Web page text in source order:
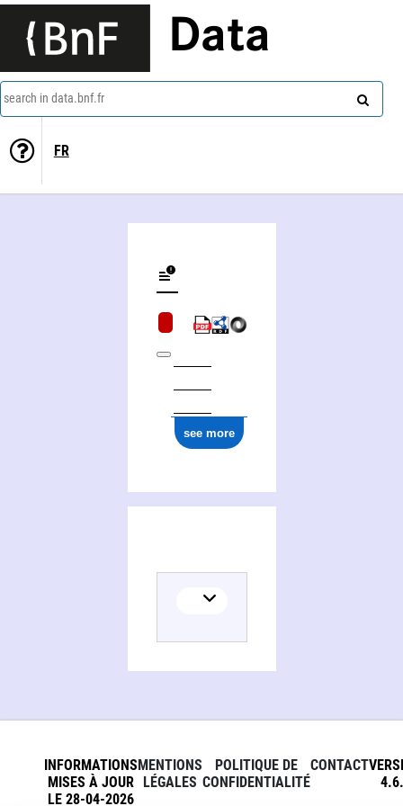
Data
search in data.bnf.fr
FR
see more
INFORMATIONS
MISES À JOUR
LE 28-04-2026
MENTIONS
LÉGALES
POLITIQUE DE
CONFIDENTIALITÉ
CONTACT